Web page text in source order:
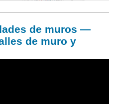
de muros —
de muro y